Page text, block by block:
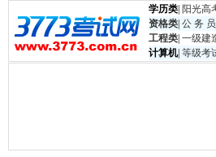
学历类 阳光高
资格类 公 务 员
工程类 一级建
计算机| 等级考